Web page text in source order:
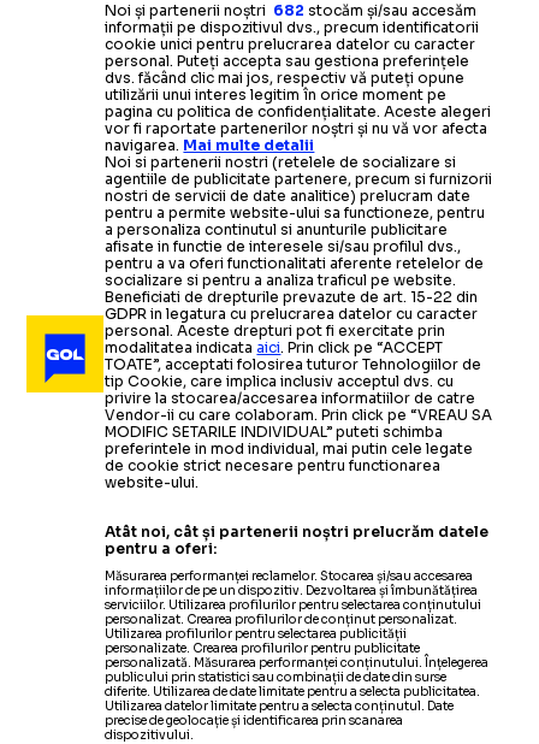
Noi și partenerii noștri 682 stocăm și/sau accesăm
informații pe dispozitivul dvs., precum identificatorii
cookie unici pentru prelucrarea datelor cu caracter
personal. Puteți accepta sau gestiona preferințele
dvs. făcând clic mai jos, respectiv vă puteți opune
utilizării unui interes legitim în orice moment pe
pagina cu politica de confidențialitate. Aceste alegeri
vor fi raportate partenerilor noștri și nu vă vor afecta
navigarea. Mai multe detalii
Noi si partenerii nostri (retelele de socializare si
agentiile de publicitate partenere, precum si furnizorii
nostri de servicii de date analitice) prelucram date
pentru a permite website-ului sa functioneze, pentru
a personaliza continutul si anunturile publicitare
afisate in functie de interesele si/sau profilul dvs.,
pentru a va oferi functionalitati aferente retelelor de
socializare si pentru a analiza traficul pe website.
Beneficiati de drepturile prevazute de art. 15-22 din
GDPR in legatura cu prelucrarea datelor cu caracter
personal. Aceste drepturi pot fi exercitate prin
modalitatea indicataaici. Prin click pe “ACCEPT
TOATE”, acceptati folosirea tuturor Tehnologiilor de
tip Cookie, care implica inclusiv acceptul dvs. cu
privire la stocarea/accesarea informatiilor de catre
Vendor-ii cu care colaboram. Prin click pe “VREAU SA
MODIFIC SETARILE INDIVIDUAL” puteti schimba
preferintele in mod individual, mai putin cele legate
de cookie strict necesare pentru functionarea
website-ului.
Atât noi, cât și partenerii noștri prelucrăm datele
pentru a oferi:
Măsurarea performanței reclamelor. Stocarea și/sau accesarea
informațiilor de pe un dispozitiv. Dezvoltarea și îmbunătățirea
serviciilor. Utilizarea profilurilor pentru selectarea conținutului
personalizat. Crearea profilurilor de conținut personalizat.
Utilizarea profilurilor pentru selectarea publicității
personalizate. Crearea profilurilor pentru publicitate
personalizată. Măsurarea performanței conținutului. Înțelegerea
publicului prin statistici sau combinații de date din surse
diferite. Utilizarea de date limitate pentru a selecta publicitatea.
Utilizarea datelor limitate pentru a selecta conținutul. Date
precise de geolocație și identificarea prin scanarea
dispozitivului.